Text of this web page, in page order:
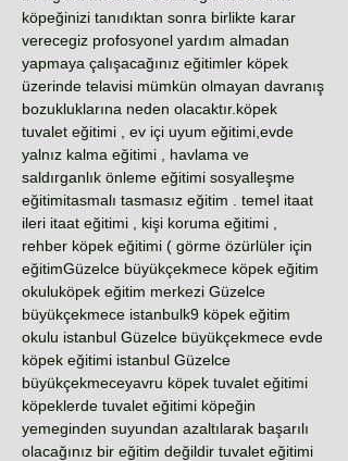
köpeğinizi tanıdıktan sonra birlikte karar
verecegiz profosyonel yardım almadan
yapmaya çalışacağınız eğitimler köpek
üzerinde telavisi mümkün olmayan davranış
bozukluklarına neden olacaktır.köpek
tuvalet eğitimi , ev içi uyum eğitimi,evde
yalnız kalma eğitimi , havlama ve
saldırganlık önleme eğitimi sosyalleşme
eğitimitasmalı tasmasız eğitim . temel itaat
ileri itaat eğitimi , kişi koruma eğitimi ,
rehber köpek eğitimi ( görme özürlüler için
eğitimGüzelce büyükçekmece köpek eğitim
okuluköpek eğitim merkezi Güzelce
büyükçekmece istanbulk9 köpek eğitim
okulu istanbul Güzelce büyükçekmece evde
köpek eğitimi istanbul Güzelce
büyükçekmeceyavru köpek tuvalet eğitimi
köpeklerde tuvalet eğitimi köpeğin
yemeginden suyundan azaltılarak başarılı
olacağınız bir eğitim değildir tuvalet eğitimi